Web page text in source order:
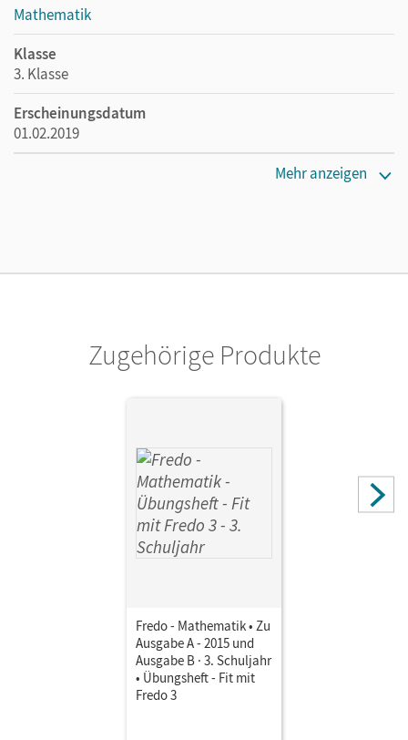
Mathematik
Klasse
3. Klasse
Erscheinungsdatum
01.02.2019
Mehr anzeigen
Zugehörige Produkte
Fredo - Mathematik • Zu
Ausgabe A - 2015 und
Ausgabe B · 3. Schuljahr
• Übungsheft - Fit mit
Fredo 3